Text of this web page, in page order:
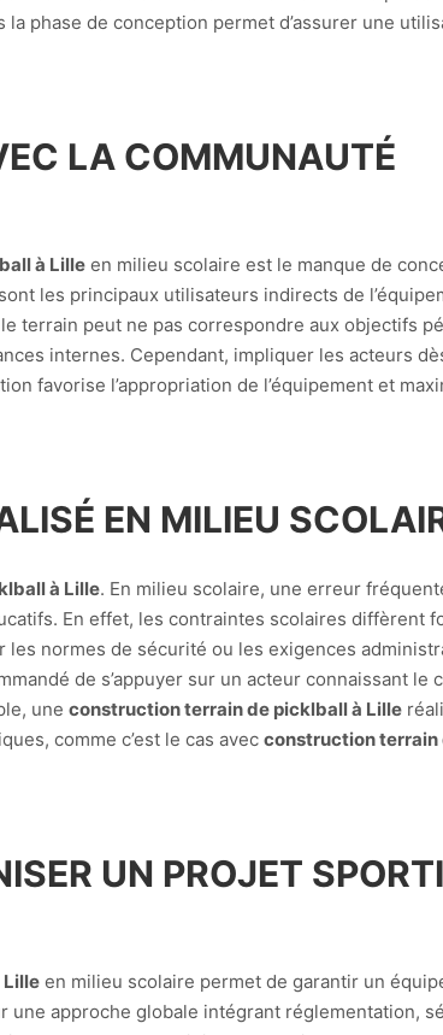
phase de conception permet d’assurer une
LA COMMUNAUTÉ
à Lille en milieu scolaire est le manque de
les principaux utilisateurs indirects de
terrain peut ne pas correspondre aux objectifs
internes. Cependant, impliquer les acteurs
favorise l’appropriation de l’équipement et
EN MILIEU
à Lille. En milieu scolaire, une erreur
En effet, les contraintes scolaires diffèrent
normes de sécurité ou les exigences
de s’appuyer sur un acteur connaissant le
une construction terrain de picklball à Lille
comme c’est le cas avec construction terrain
UN PROJET
en milieu scolaire permet de garantir un
approche globale intégrant réglementation,